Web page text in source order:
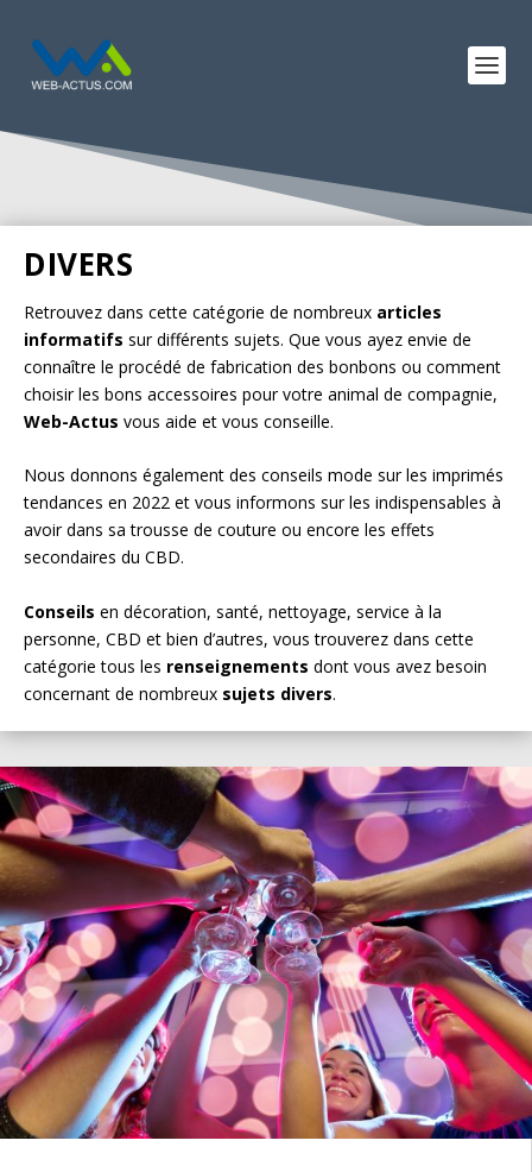
DIVERS
Retrouvez dans cette catégorie de nombreux articles
informatifs sur différents sujets. Que vous ayez envie de
connaître le procédé de fabrication des bonbons ou comment
choisir les bons accessoires pour votre animal de compagnie,
Web-Actus vous aide et vous conseille.
Nous donnons également des conseils mode sur les imprimés
tendances en 2022 et vous informons sur les indispensables à
avoir dans sa trousse de couture ou encore les effets
secondaires du CBD.
Conseils en décoration, santé, nettoyage, service à la
personne, CBD et bien d’autres, vous trouverez dans cette
catégorie tous les renseignements dont vous avez besoin
concernant de nombreux sujets divers.